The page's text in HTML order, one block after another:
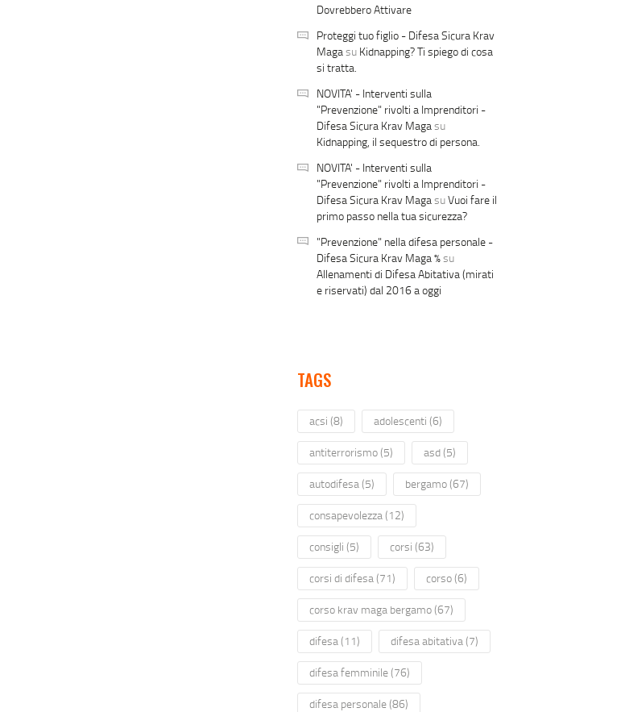
Dovrebbero Attivare
Proteggi tuo figlio - Difesa Sicura Krav
Magasu Kidnapping? Ti spiego di cosa
si tratta.
NOVITA' - Interventi sulla
"Prevenzione" rivolti a Imprenditori -
Difesa Sicura Krav Magasu
Kidnapping, il sequestro di persona.
NOVITA' - Interventi sulla
"Prevenzione" rivolti a Imprenditori -
Difesa Sicura Krav Maga suVuoi fare il
primo passo nella tua sicurezza?
"Prevenzione" nella difesa personale -
Difesa Sicura Krav Maga %su
Allenamenti di Difesa Abitativa (mirati
e riservati) dal 2016 a oggi
TAGS
acsi (8) adolescenti (6)
antiterrorismo(5) asd(5)
autodifesa (5) bergamo(67)
consapevolezza (12)
consigli (5) corsi (63)
corsi di difesa (71) corso(6)
corso krav maga bergamo(67)
difesa (11) difesa abitativa (7)
difesa femminile(76)
difesa personale(86)